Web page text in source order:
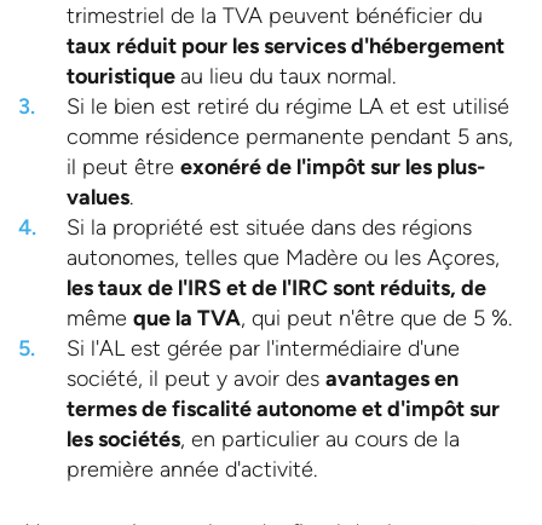
trimestriel de la TVA peuvent bénéficier du
taux réduit pour les services d'hébergement
touristiqueau lieu du taux normal.
Si le bien est retiré du régime LA et est utilisé
comme résidence permanente pendant 5 ans,
il peut être exonéré de l'impôt sur les plus-
values.
Si la propriété est située dans des régions
autonomes, telles que Madère ou les Açores,
les taux de l'IRS et de l'IRC sont réduits, de
même que la TVA, qui peut n'être que de 5 %.
Si l'AL est gérée par l'intermédiaire d'une
société, il peut y avoir des avantages en
termes de fiscalité autonome et d'impôt sur
les sociétés, en particulier au cours de la
première année d'activité.